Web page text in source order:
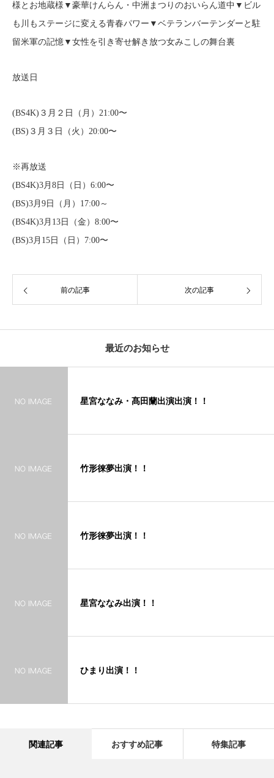
様とお地蔵様▼豪華けんらん・中洲まつりのおいらん道中▼ビル
も川もステージに変える青春パワー▼ベテランバーテンダーと駐
留米軍の記憶▼女性を引き寄せ解き放つ女みこしの舞台裏
放送日
(BS4K)３月２日（月）21:00〜
(BS)３月３日（火）20:00〜
※再放送
(BS4K)3月8日（日）6:00〜
(BS)3月9日（月）17:00～
(BS4K)3月13日（金）8:00〜
(BS)3月15日（日）7:00〜
前の記事 次の記事
最近のお知らせ
星宮ななみ・髙田蘭出演出演！！
竹形徠夢出演！！
竹形徠夢出演！！
星宮ななみ出演！！
ひまり出演！！
関連記事 おすすめ記事 特集記事